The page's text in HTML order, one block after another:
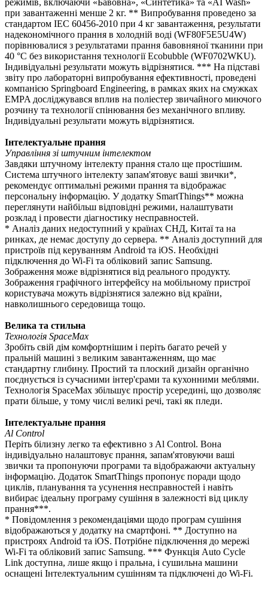
режимів, включаючи «Бавовна», «Синтетика» та «AI Wash»
при завантаженні менше 2 кг. ** Випробування проведено за
стандартом IEC 60456-2010 при 4 кг завантаження, результати
надекономічного прання в холодній воді (WF80F5E5U4W)
порівнювалися з результатами прання бавовняної тканини при
40 °C без використання технології Ecobubble (WF0702WKU).
Індивідуальні результати можуть відрізнятися. *** На підставі
звіту про лабораторні випробування ефективності, проведені
компанією Springboard Engineering, в рамках яких на смужках
EMPA досліджувався вплив на поліестер звичайного миючого
розчину та технології спінювання без механічного впливу.
Індивідуальні результати можуть відрізнятися.
Інтелектуальне прання
Управління зі штучним інтелектом
Завдяки штучному інтелекту прання стало ще простішим.
Система штучного інтелекту запам'ятовує ваші звички*,
рекомендує оптимальні режими прання та відображає
персональну інформацію. У додатку SmartThings** можна
переглянути найбільш відповідні режими, налаштувати
розклад і провести діагностику несправностей.
* Аналіз даних недоступний у країнах СНД, Китаї та на
ринках, де немає доступу до сервера. ** Аналіз доступний для
пристроїв під керуванням Android та iOS. Необхідні
підключення до Wi-Fi та обліковий запис Samsung.
Зображення може відрізнятися від реального продукту.
Зображення графічного інтерфейсу на мобільному пристрої
користувача можуть відрізнятися залежно від країни,
навколишнього середовища тощо.
Велика та стильна
Технологія ЅрасеМах
Зробіть свій дім комфортнішим і періть багато речей у
пральній машині з великим завантаженням, що має
стандартну глибину. Простий та плоский дизайн органічно
поєднується із сучасними інтер'єрами та кухонними меблями.
Технологія ЅрасеМах збільшує простір усередині, що дозволяє
прати більше, у тому числі великі речі, такі як пледи.
Інтелектуальне прання
Al Control
Періть білизну легко та ефективно з Al Control. Bона
індивідуально налаштовує прання, запам'ятовуючи ваші
звички та пропонуючи програми та відображаючи актуальну
інформацію. Додаток SmartThings пропонує поради щодо
циклів, планування та усунення несправностей і навіть
вибирає ідеальну програму сушіння в залежності від циклу
прання***.
* Повідомлення з рекомендаціями щодо програм сушіння
відображаються у додатку на смартфоні. ** Доступно на
пристроях Android та iOS. Потрібне підключення до мережі
Wi-Fi та обліковий запис Samsung. *** Функція Auto Cycle
Link доступна, лише якщо і пральна, і сушильна машини
оснащені Інтелектуальним сушінням та підключені до Wi-Fi.